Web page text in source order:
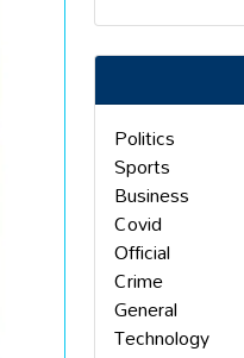
Politics
Sports
Business
Covid
Official
Crime
General
Technology